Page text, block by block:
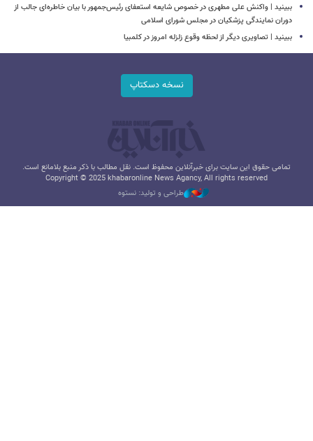
ببینید | واکنش علی مطهری در خصوص شایعه استعفای رئیس‌جمهور با بیان خاطره‌ای جالب از
دوران نمایندگی پزشکیان در مجلس شورای اسلامی
ببینید | تصاویری دیگر از لحظه وقوع زلزله امروز در کلمبیا
نسخه دسکتاپ
تمامی حقوق این سایت برای خبرآنلاین محفوظ است. نقل مطالب با ذکر منبع بلامانع است.
Copyright © 2025 khabaronline News Agancy, All rights reserved
طراحی و تولید: نستوه